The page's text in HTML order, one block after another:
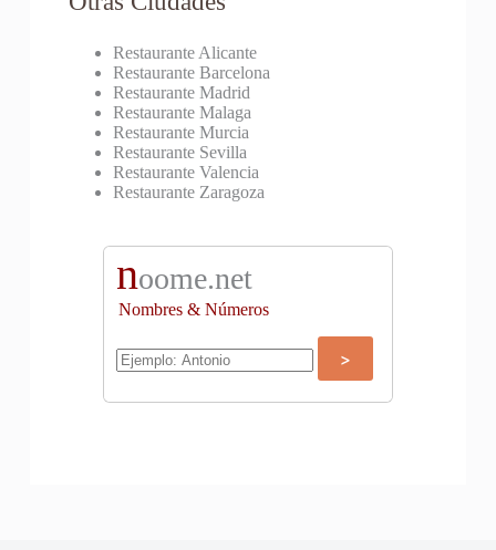
Restaurante Alicante
Restaurante Barcelona
Restaurante Madrid
Restaurante Malaga
Restaurante Murcia
Restaurante Sevilla
Restaurante Valencia
Restaurante Zaragoza
noome.net
Nombres & Números